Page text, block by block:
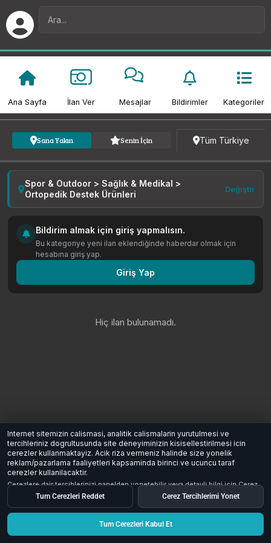
Ana Sayfa İlan Ver Mesajlar Bildirimler Kategoriler
Sana Yakın Senin İçin Tüm Türkiye
Spor & Outdoor > Sağlık & Medikal >
Ortopedik Destek Ürünleri
Değiştir
Bildirim almak için giriş yapmalısın.
Bu kategoriye yeni ilan eklendiğinde haberdar olmak için
hesabına giriş yap.
Giriş Yap
Hiç ilan bulunamadı.
Internet sitemizin calismasi, analitik calismalarin yurutulmesi ve
tercihleriniz dogrultusunda site deneyiminizin kisisellestirilmesi icin
cerezler kullanmaktayiz. Acik riza vermeniz halinde size yonelik
reklam/pazarlama faaliyetleri kapsaminda birinci ve ucuncu taraf
cerezler kullanilacaktir.
Cerezlere dair tercihlerinizi panelden yonetebilir veya detayli bilgi icinCerez
Aydinlatma Metniinceleyebilirsiniz.
Tum Cerezleri Reddet Cerez Tercihlerimi Yonet
Tum Cerezleri Kabul Et